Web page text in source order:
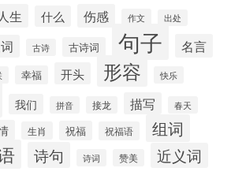
生 什么 伤感 作文 出处
古诗 古诗词 句子 名言
幸福 开头 形容 快乐
我们 拼音 接龙 描写 春天
生肖 祝福 祝福语 组词
诗句 诗词 赞美 近义词